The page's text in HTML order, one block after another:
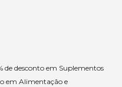
de desconto em Suplementos
em Alimentação e